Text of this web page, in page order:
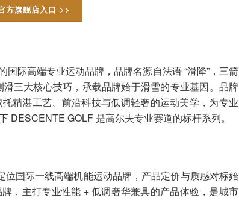
方旗舰店入口 >>
际高端专业运动品牌，品牌名源自法语 “滑降”，三箭
三大核心技巧，承载品牌始于滑雪的专业基因。品牌
精湛工艺、前沿科技与低调轻奢的运动美学，为专业
DESCENTE GOLF 是高尔夫专业赛道的标杆系列。
国际一线高端机能运动品牌，产品定价与质感对标始
，主打专业性能 + 低调奢华兼具的产品体验，是城市